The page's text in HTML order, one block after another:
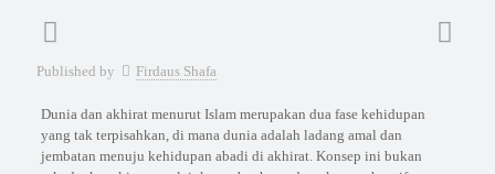
Published by Firdaus Shafa
Dunia dan akhirat menurut Islam merupakan dua fase kehidupan
yang tak terpisahkan, di mana dunia adalah ladang amal dan
jembatan menuju kehidupan abadi di akhirat. Konsep ini bukan